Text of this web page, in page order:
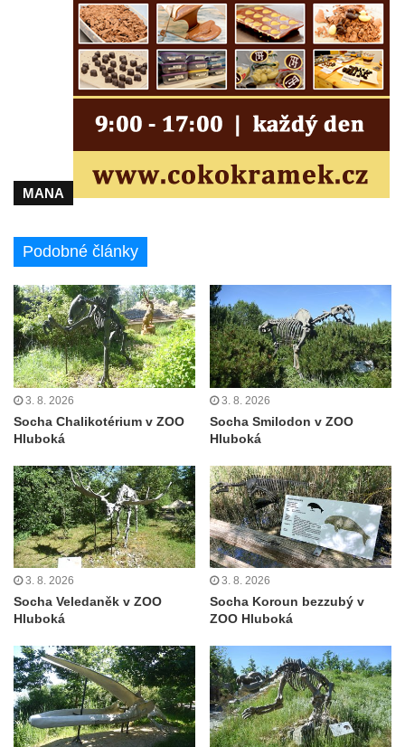
biskupské rezidenci v Českých
Budějovicích
Socha žáby u rybníčku na Náměstí v
Kamenném Újezdě
Pamětní kámen družebních obcí Kamenný
Kamenném Újezdě
Socha na náměstí J. V. Kamarýta ve
Pomník J. V. Kamarýta v Krumlovské ulici ve
Pamětní deska arcibiskupa Micara ve
vstupu do poutního místa Římov
Plastika Koule v Gutenbergově ulici v
Liberci
Pamětní deska Vojtěcha Kocmicha na
domě čp. 37 v ulici Betlém v Římově
Socha vodníka v Plavu
Socha svatého Jana Nepomuckého v
Třebušíně
Pamětní deska Johanna Nepomuka
Fischera na domě čp. 5/16 na třídě 9.
května v Rumburku
severně od Tokáně
Obrázek svatého Huberta na buku svatého
Huberta
Obrázek svatého Jakuba na skále u cesty
MANA
Podobné články
3. 8. 2026
Socha Chalikotérium v ZOO
Hluboká
3. 8. 2026
Socha Smilodon v ZOO
Hluboká
3. 8. 2026
Socha Veledaněk v ZOO
Hluboká
3. 8. 2026
Socha Koroun bezzubý v
ZOO Hluboká